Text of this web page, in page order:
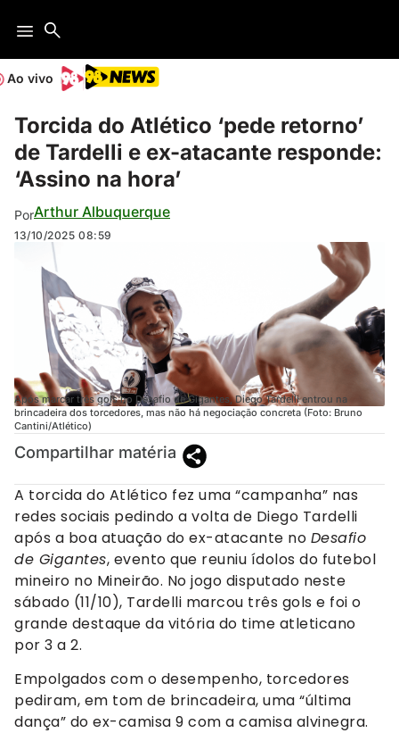
Ao vivo
Torcida do Atlético ‘pede retorno’
de Tardelli e ex-atacante responde:
‘Assino na hora’
PorArthur Albuquerque
13/10/2025 08:59
Após marcar três gols no Desafio de Gigantes, Diego Tardelli entrou na
brincadeira dos torcedores, mas não há negociação concreta (Foto: Bruno
Cantini/Atlético)
Compartilhar matéria
A torcida do Atlético fez uma “campanha” nas
redes sociais pedindo a volta de Diego Tardelli
após a boa atuação do ex-atacante no Desafio
de Gigantes, evento que reuniu ídolos do futebol
mineiro no Mineirão. No jogo disputado neste
sábado (11/10), Tardelli marcou três gols e foi o
grande destaque da vitória do time atleticano
por 3 a 2.
Empolgados com o desempenho, torcedores
pediram, em tom de brincadeira, uma “última
dança” do ex-camisa 9 com a camisa alvinegra.